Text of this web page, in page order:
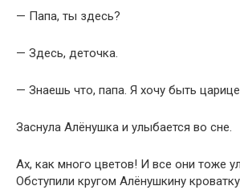
— Папа, ты здесь?
— Здесь, деточка.
— Знаешь что, папа. Я хочу быть
Заснула Алёнушка и улыбается во сне.
Ах, как много цветов! И все они тоже
Обступили кругом Алёнушкину